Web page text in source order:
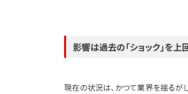
影響は過去の「ショック」を上
現在の状況は、かつて業界を揺るがし